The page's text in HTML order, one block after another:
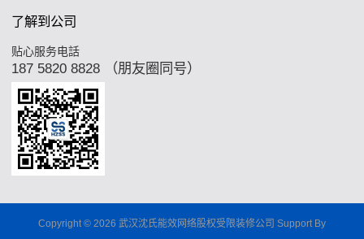
了解到公司
贴心服务电話
187 5820 8828 （朋友圈同号）
Copyright © 2026 武汉沈氏能效网络股权受限装修公司 Support By